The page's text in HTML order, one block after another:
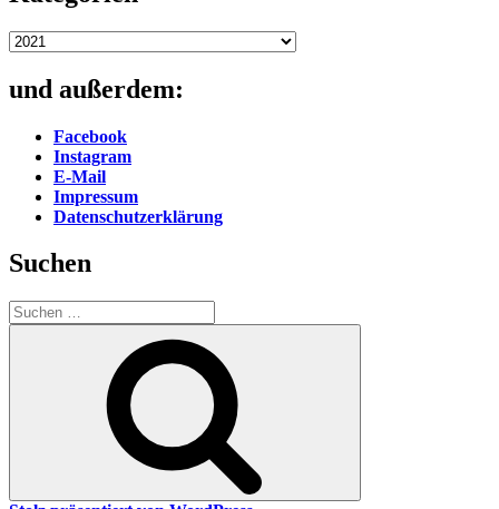
Kategorien
und außerdem:
Facebook
Instagram
E-Mail
Impressum
Datenschutzerklärung
Suchen
Suche
nach: